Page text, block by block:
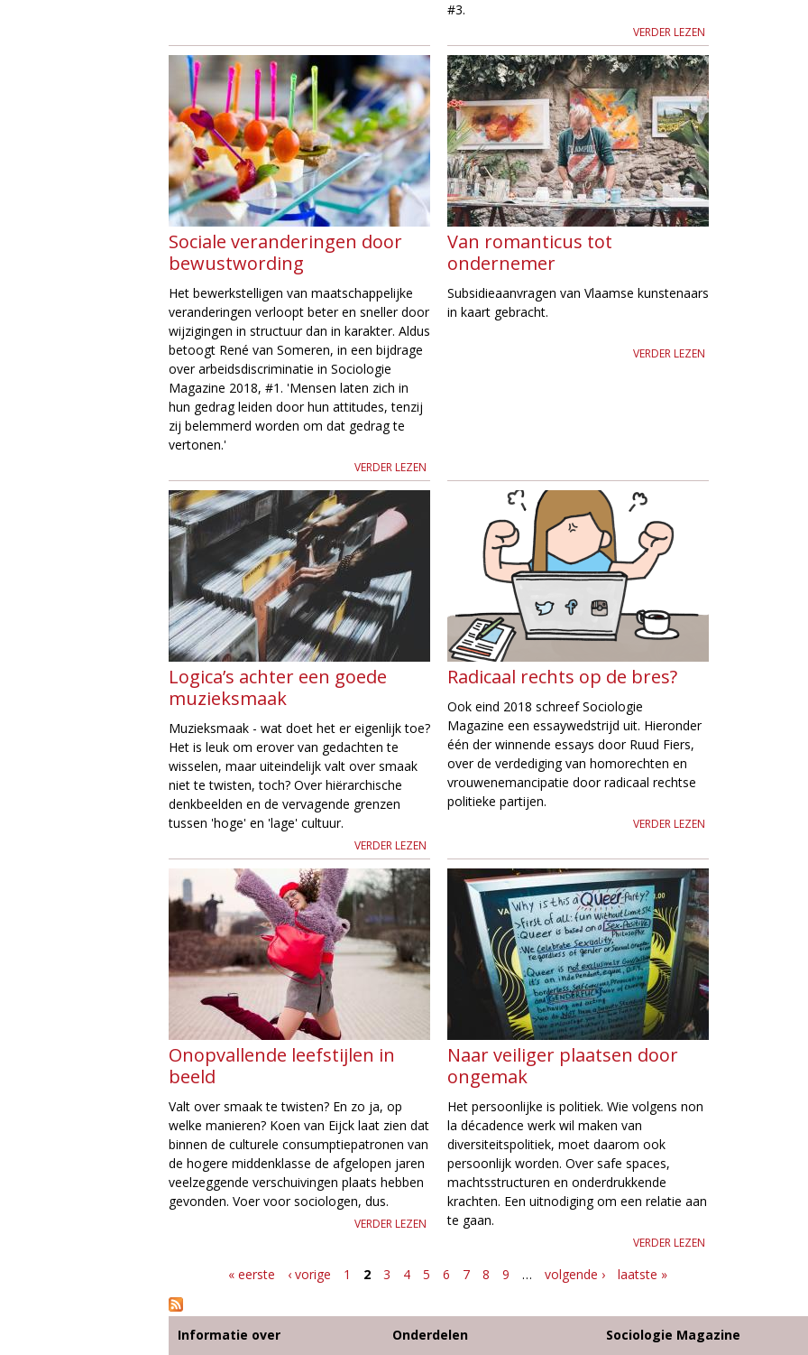
#3.
VERDER LEZEN
Sociale veranderingen door
bewustwording
Het bewerkstelligen van maatschappelijke
veranderingen verloopt beter en sneller door
wijzigingen in structuur dan in karakter. Aldus
betoogt René van Someren, in een bijdrage
over arbeidsdiscriminatie in Sociologie
Magazine 2018, #1. 'Mensen laten zich in
hun gedrag leiden door hun attitudes, tenzij
zij belemmerd worden om dat gedrag te
vertonen.'
VERDER LEZEN
Van romanticus tot
ondernemer
Subsidieaanvragen van Vlaamse kunstenaars
in kaart gebracht.
VERDER LEZEN
Logica’s achter een goede
muzieksmaak
Muzieksmaak - wat doet het er eigenlijk toe?
Het is leuk om erover van gedachten te
wisselen, maar uiteindelijk valt over smaak
niet te twisten, toch? Over hiërarchische
denkbeelden en de vervagende grenzen
tussen 'hoge' en 'lage' cultuur.
VERDER LEZEN
Radicaal rechts op de bres?
Ook eind 2018 schreef Sociologie
Magazine een essaywedstrijd uit. Hieronder
één der winnende essays door Ruud Fiers,
over de verdediging van homorechten en
vrouwenemancipatie door radicaal rechtse
politieke partijen.
VERDER LEZEN
Onopvallende leefstijlen in
beeld
Valt over smaak te twisten? En zo ja, op
welke manieren? Koen van Eijck laat zien dat
binnen de culturele consumptiepatronen van
de hogere middenklasse de afgelopen jaren
veelzeggende verschuivingen plaats hebben
gevonden. Voer voor sociologen, dus.
VERDER LEZEN
Naar veiliger plaatsen door
ongemak
Het persoonlijke is politiek. Wie volgens non
la décadence werk wil maken van
diversiteitspolitiek, moet daarom ook
persoonlijk worden. Over safe spaces,
machtsstructuren en onderdrukkende
krachten. Een uitnodiging om een relatie aan
te gaan.
VERDER LEZEN
a
g
« eerste ‹ vorige 1 2 3 4 5 6 7 8 9 … volgende › laatste »
Informatie over Onderdelen Sociologie Magazine